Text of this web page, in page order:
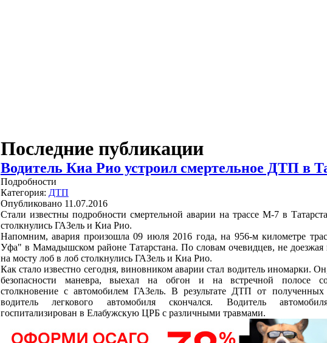
Последние публикации
Водитель Киа Рио устроил смертельное ДТП в
Подробности
Категория: ДТП
Опубликовано 11.07.2016
Стали известны подробности смертельной аварии на трассе М-7 в
столкнулись ГАЗель и Киа Рио.
Напомним, авария произошла 09 июля 2016 года, на 956-м километре
Уфа" в Мамадышском районе Татарстана. По словам очевидцев, не
на мосту лоб в лоб столкнулись ГАЗель и Киа Рио.
Как стало известно сегодня, виновником аварии стал водитель иномарки.
безопасности маневра, выехал на обгон и на встречной полосе
столкновение с автомобилем ГАЗель. В результате ДТП от полученных
водитель легкового автомобиля скончался. Водитель
госпитализирован в Елабужскую ЦРБ с различными травмами.